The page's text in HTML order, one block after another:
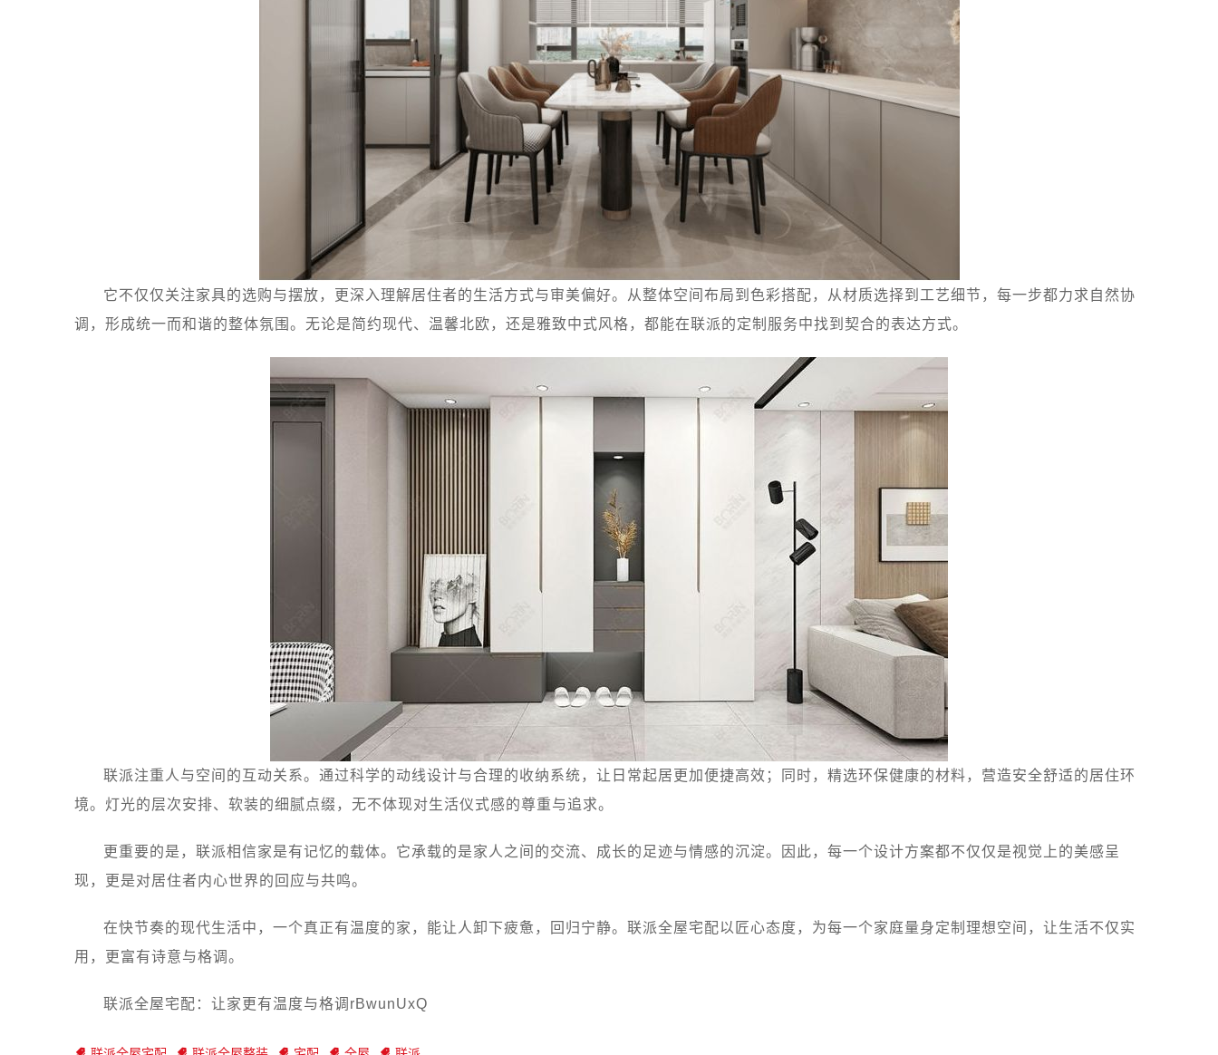
它不仅仅关注家具的选购与摆放，更深入理解居住者的生活方式与审美偏好。从整体空间布局到色彩搭配，从材质选择到工艺细节，每一步都力求自然协
调，形成统一而和谐的整体氛围。无论是简约现代、温馨北欧，还是雅致中式风格，都能在联派的定制服务中找到契合的表达方式。
联派注重人与空间的互动关系。通过科学的动线设计与合理的收纳系统，让日常起居更加便捷高效；同时，精选环保健康的材料，营造安全舒适的居住环
境。灯光的层次安排、软装的细腻点缀，无不体现对生活仪式感的尊重与追求。
更重要的是，联派相信家是有记忆的载体。它承载的是家人之间的交流、成长的足迹与情感的沉淀。因此，每一个设计方案都不仅仅是视觉上的美感呈
现，更是对居住者内心世界的回应与共鸣。
在快节奏的现代生活中，一个真正有温度的家，能让人卸下疲惫，回归宁静。联派全屋宅配以匠心态度，为每一个家庭量身定制理想空间，让生活不仅实
用，更富有诗意与格调。
联派全屋宅配：让家更有温度与格调rBwunUxQ